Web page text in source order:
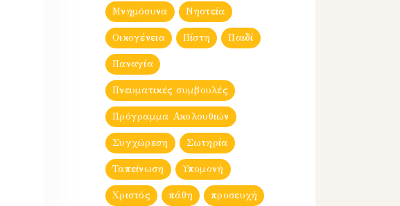
Μνημόσυνα Νηστεία
Οικογένεια Πίστη Παιδί
Παναγία
Πνευματικές συμβουλές
Πρόγραμμα Ακολουθιών
Συγχώρεση Σωτηρία
Ταπείνωση Υπομονή
Χριστός πάθη προσευχή